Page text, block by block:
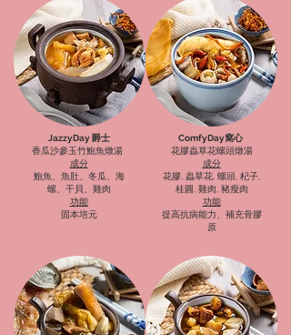
JazzyDay 爵士
香瓜沙參玉竹鮑魚燉湯
成分
鮑魚、魚肚、冬瓜、海
螺、干貝、雞肉
功能
固本培元
ComfyDay窩心
花膠蟲草花螺頭燉湯
成分
花膠, 蟲草花, 螺頭, 杞子,
桂圓, 雞肉, 豬瘦肉
功能
提高抗病能力、補充骨膠
原